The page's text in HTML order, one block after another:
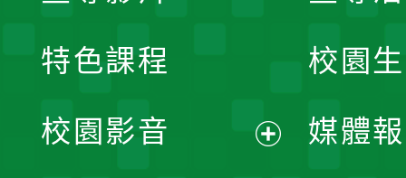
校園
媒體
特色課程
校園影音